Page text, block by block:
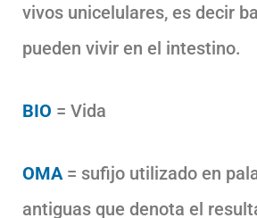
vivos unicelulares, es decir
pueden vivir en el intestino.
BIO = Vida
OMA = sufijo utilizado en
antiguas que denota el